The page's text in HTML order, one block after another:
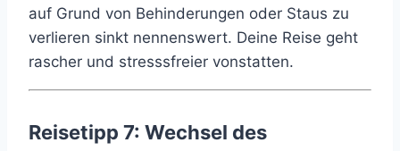
auf Grund von Behinderungen oder Staus zu
verlieren sinkt nennenswert. Deine Reise geht
rascher und stresssfreier vonstatten.
Reisetipp 7: Wechsel des